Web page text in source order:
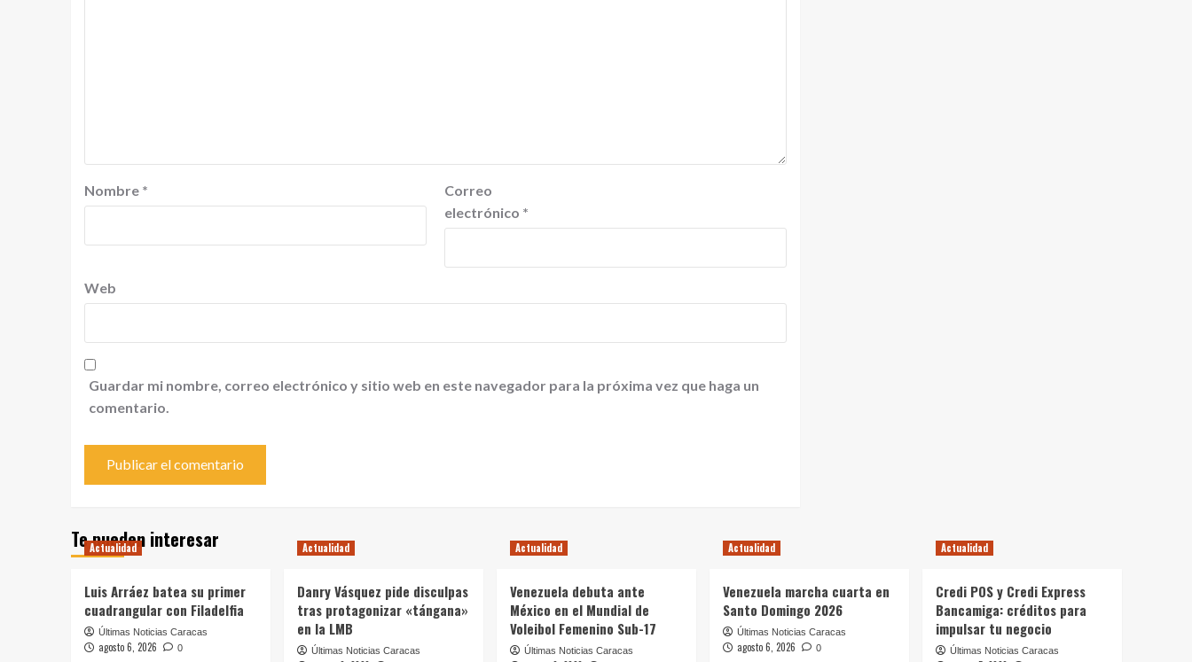
Nombre *
Correo
electrónico *
Web
Guardar mi nombre, correo electrónico y sitio web en este navegador para la próxima vez que haga un
comentario.
Te pueden interesar
Actualidad
Luis Arráez batea su primer
cuadrangular con Filadelfia
Últimas Noticias Caracas
agosto 6, 2026 0
Actualidad
Danry Vásquez pide disculpas
tras protagonizar «tángana»
en la LMB
Últimas Noticias Caracas
Actualidad
Venezuela debuta ante
México en el Mundial de
Voleibol Femenino Sub-17
Últimas Noticias Caracas
Actualidad
Venezuela marcha cuarta en
Santo Domingo 2026
Últimas Noticias Caracas
agosto 6, 2026 0
Actualidad
Credi POS y Credi Express
Bancamiga: créditos para
impulsar tu negocio
Últimas Noticias Caracas